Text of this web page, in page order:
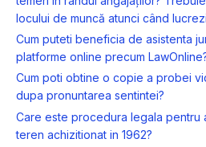
locului de muncă atunci când
Cum puteti beneficia de asistenta
platforme online precum
Cum poti obtine o copie a probei
dupa pronuntarea sentintei?
Care este procedura legala pentru
teren achizitionat in 1962?